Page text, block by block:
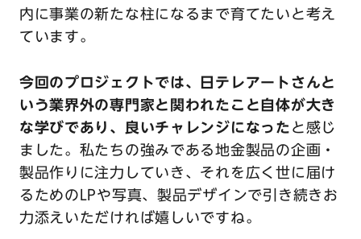
内に事業の新たな柱になるまで育てたいと考え
ています。
今回のプロジェクトでは、日テレアートさんと
いう業界外の専門家と関われたこと自体が大き
な学びであり、良いチャレンジになった と感じ
ました。私たちの強みである地金製品の企画・
製品作りに注力していき、それを広く世に届け
るためのLPや写真、製品デザインで引き続きお
力添えいただければ嬉しいですね。